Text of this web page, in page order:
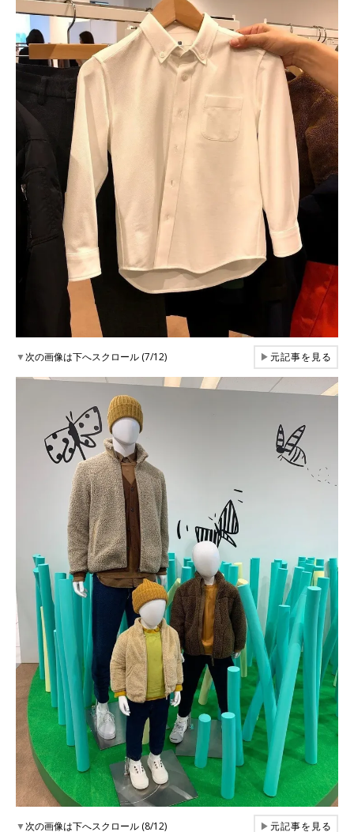
▼次の画像は下へスクロール (7/12) ▶元記事を見る
▼次の画像は下へスクロール (8/12) ▶元記事を見る